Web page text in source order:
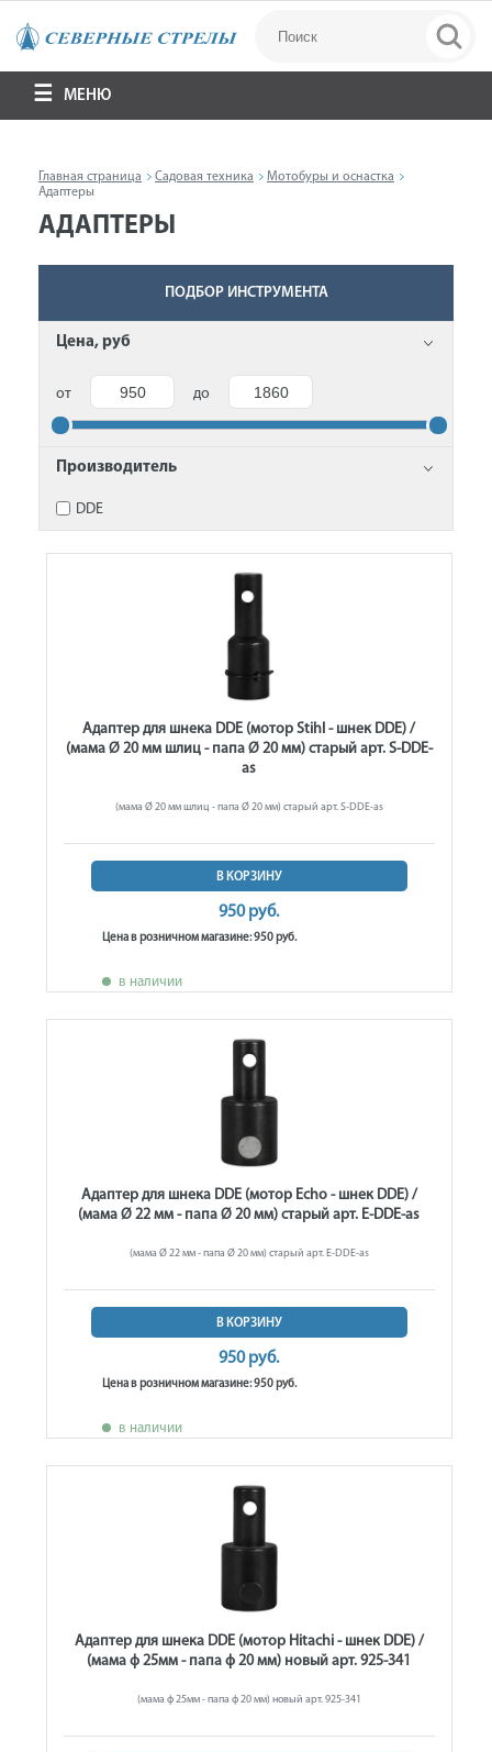
МЕНЮ
Главная страница Садовая техника
Мотобуры и оснастка
Адаптеры
АДАПТЕРЫ
ПОДБОР ИНСТРУМЕНТА
Цена, руб
от до
Производитель
DDE
Адаптер для шнека DDE (мотор Stihl - шнек DDE) /
(мама Ø 20 мм шлиц - папа Ø 20 мм) старый арт. S-DDE-
as
(мама Ø 20 мм шлиц - папа Ø 20 мм) старый арт. S-DDE-as
В КОРЗИНУ
950 руб.
Цена в розничном магазине: 950 руб.
в наличии
Адаптер для шнека DDE (мотор Echo - шнек DDE) /
(мама Ø 22 мм - папа Ø 20 мм) старый арт. E-DDE-as
(мама Ø 22 мм - папа Ø 20 мм) старый арт. E-DDE-as
В КОРЗИНУ
950 руб.
Цена в розничном магазине: 950 руб.
в наличии
Адаптер для шнека DDE (мотор Hitachi - шнек DDE) /
(мама ф 25мм - папа ф 20 мм) новый арт. 925-341
(мама ф 25мм - папа ф 20 мм) новый арт. 925-341